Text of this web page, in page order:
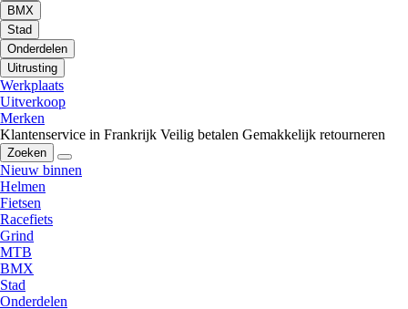
BMX
Stad
Onderdelen
Uitrusting
Werkplaats
Uitverkoop
Merken
Klantenservice in Frankrijk Veilig betalen Gemakkelijk retourneren
Zoeken
Nieuw binnen
Helmen
Fietsen
Racefiets
Grind
MTB
BMX
Stad
Onderdelen